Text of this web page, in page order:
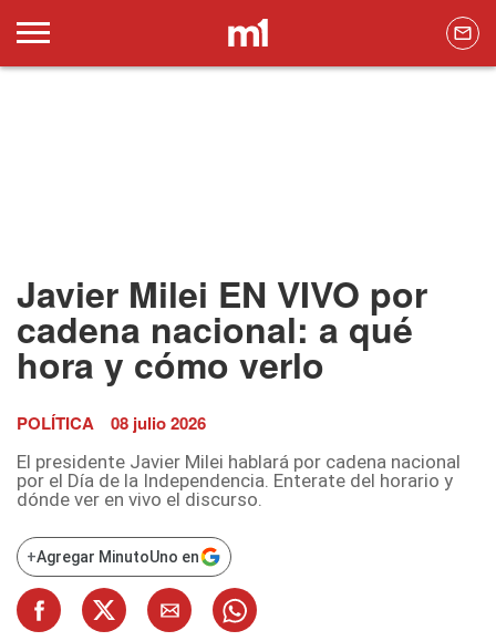
Javier Milei EN VIVO por
cadena nacional: a qué
hora y cómo verlo
POLÍTICA 08 julio 2026
El presidente Javier Milei hablará por cadena nacional
por el Día de la Independencia. Enterate del horario y
dónde ver en vivo el discurso.
+Agregar MinutoUno en